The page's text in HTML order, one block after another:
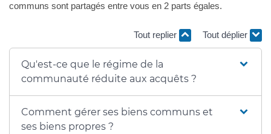
communs sont partagés entre vous en 2 parts égales.
Tout replier Tout déplier
Qu'est-ce que le régime de la
communauté réduite aux acquêts ?
Comment gérer ses biens communs et
ses biens propres ?